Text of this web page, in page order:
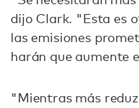
dijo Clark. "Esta es
las emisiones
harán que aumente
"Mientras más